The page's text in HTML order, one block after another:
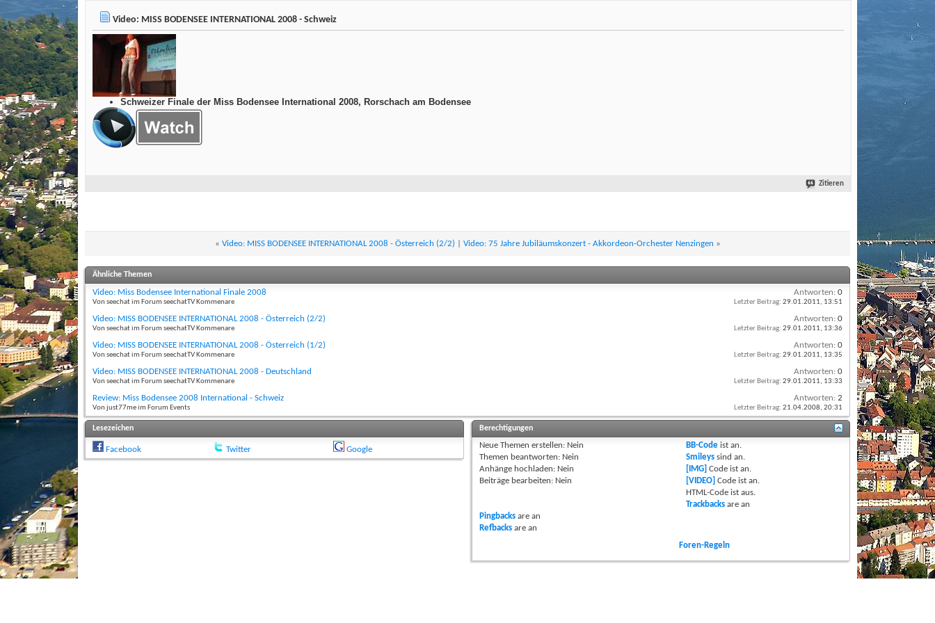
Video: MISS BODENSEE INTERNATIONAL 2008 - Schweiz
Schweizer Finale der Miss Bodensee International 2008, Rorschach am Bodensee
Zitieren
« Video: MISS BODENSEE INTERNATIONAL 2008 - Österreich (2/2) Video: 75 Jahre Jubiläumskonzert - Akkordeon-Orchester Nenzingen »
Ähnliche Themen
Video: Miss Bodensee International Finale 2008
Von seechat im Forum seechatTV Kommenare
Antworten: 0
Letzter Beitrag: 29.01.2011, 13:51
Video: MISS BODENSEE INTERNATIONAL 2008 - Österreich (2/2)
Von seechat im Forum seechatTV Kommenare
Antworten: 0
Letzter Beitrag: 29.01.2011, 13:36
Video: MISS BODENSEE INTERNATIONAL 2008 - Österreich (1/2)
Von seechat im Forum seechatTV Kommenare
Antworten: 0
Letzter Beitrag: 29.01.2011, 13:35
Video: MISS BODENSEE INTERNATIONAL 2008 - Deutschland
Von seechat im Forum seechatTV Kommenare
Antworten: 0
Letzter Beitrag: 29.01.2011, 13:33
Review: Miss Bodensee 2008 International - Schweiz
Von just77me im Forum Events
Antworten: 2
Letzter Beitrag: 21.04.2008, 20:31
Lesezeichen
Facebook Twitter Google
Berechtigungen
Neue Themen erstellen: Nein
Themen beantworten: Nein
Anhänge hochladen: Nein
Beiträge bearbeiten: Nein
BB-Code istan.
Smileys sindan.
[IMG] Code istan.
[VIDEO] Code istan.
HTML-Code istaus.
Trackbacks arean
Pingbacksare an
Refbacksare an
Foren-Regeln